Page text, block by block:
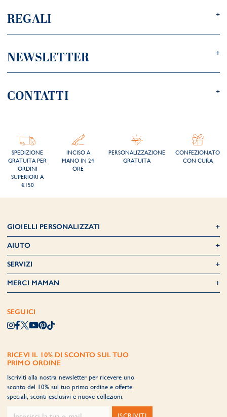
REGALI
NEWSLETTER
CONTATTI
SPEDIZIONE
GRATUITA PER
ORDINI
SUPERIORI A
€150
INCISO A
MANO IN 24
ORE
PERSONALIZZAZIONE
GRATUITA
CONFEZIONATO
CON CURA
GIOIELLI PERSONALIZZATI
AIUTO
SERVIZI
MERCI MAMAN
SEGUICI
RICEVI IL 10% DI SCONTO SUL TUO
PRIMO ORDINE
Iscriviti alla nostra newsletter per ricevere uno
sconto del 10% sul tuo primo ordine e offerte
speciali, sconti esclusivi e nuove collezioni.